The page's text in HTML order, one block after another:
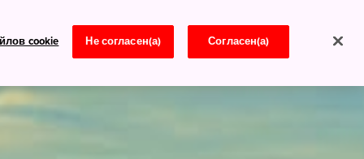
Новости
cookie Не согласен(а) Согласен(а)